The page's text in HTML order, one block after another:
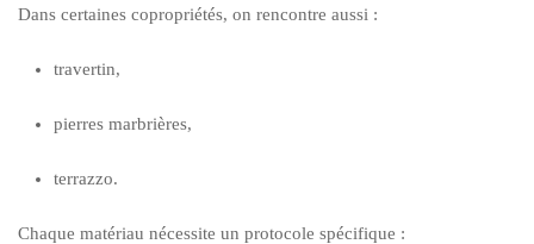
Dans certaines copropriétés, on rencontre aussi :
travertin,
pierres marbrières,
terrazzo.
Chaque matériau nécessite un protocole spécifique :